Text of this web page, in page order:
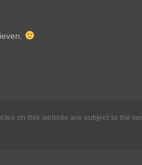
on this website are subject to the